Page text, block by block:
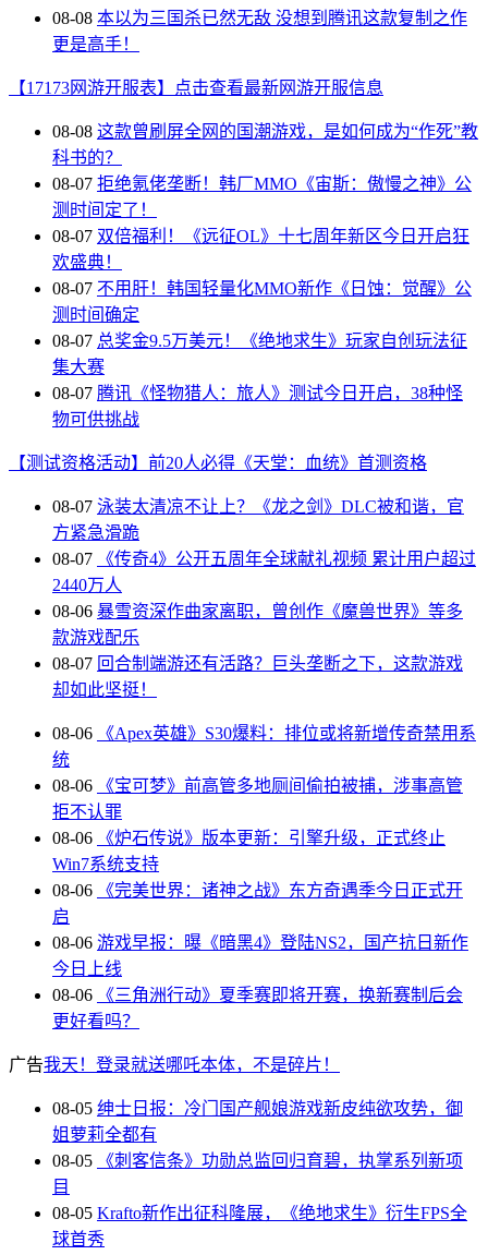
08-08 本以为三国杀已然无敌 没想到腾讯这款复制之作
更是高手！
【17173网游开服表】点击查看最新网游开服信息
08-08 这款曾刷屏全网的国潮游戏，是如何成为“作死”教
科书的？
08-07 拒绝氪佬垄断！韩厂MMO《宙斯：傲慢之神》公
测时间定了！
08-07 双倍福利！《远征OL》十七周年新区今日开启狂
欢盛典！
08-07 不用肝！韩国轻量化MMO新作《日蚀：觉醒》公
测时间确定
08-07 总奖金9.5万美元！《绝地求生》玩家自创玩法征
集大赛
08-07 腾讯《怪物猎人：旅人》测试今日开启，38种怪
物可供挑战
【测试资格活动】前20人必得《天堂：血统》首测资格
08-07 泳装太清凉不让上？《龙之剑》DLC被和谐，官
方紧急滑跪
08-07
《传奇4》公开五周年全球献礼视频 累计用户超过
2440万人
08-06 暴雪资深作曲家离职，曾创作《魔兽世界》等多
款游戏配乐
08-07 回合制端游还有活路？巨头垄断之下，这款游戏
却如此坚挺！
08-06
《Apex英雄》S30爆料：排位或将新增传奇禁用系
统
08-06
《宝可梦》前高管多地厕间偷拍被捕，涉事高管
拒不认罪
08-06
《炉石传说》版本更新：引擎升级，正式终止
Win7系统支持
08-06
《完美世界：诸神之战》东方奇遇季今日正式开
启
08-06 游戏早报：曝《暗黑4》登陆NS2，国产抗日新作
今日上线
08-06
《三角洲行动》夏季赛即将开赛，换新赛制后会
更好看吗？
广告我天！登录就送哪吒本体，不是碎片！
08-05 绅士日报：冷门国产舰娘游戏新皮纯欲攻势，御
姐萝莉全都有
08-05
《刺客信条》功勋总监回归育碧，执掌系列新项
目
08-05 Krafto新作出征科隆展，《绝地求生》衍生FPS全
球首秀